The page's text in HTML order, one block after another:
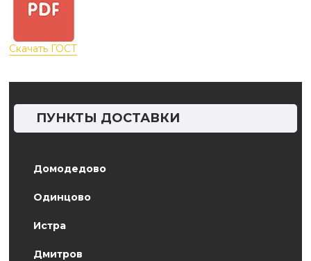
ПУНКТЫ ДОСТАВКИ
Домодедово
Одинцово
Истра
Дмитров
Скачать ГОСТ